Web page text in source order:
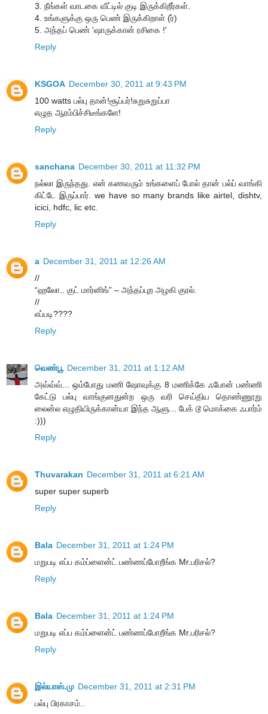
3. நீங்கள் வாடகை வீட்டில் குடி இருக்கிறீர்கள்.
4. உங்களுக்கு ஒரு பெண் இருக்கிறாள் (ர்)
5. அந்தப் பெண் 'ஷாருக்கான் ரசிகை !'
Reply
KSGOA December 30, 2011 at 9:43 PM
100 watts பல்பு தான்!சூப்பர்!சுறுசுறுப்பா
எழுத ஆரம்பிச்சிடீங்களே!
Reply
sanchana December 30, 2011 at 11:32 PM
நல்லா இருந்தது. என் கணவரும் உங்களைப் போல் தான் பல்ப் வாங்கி
கிட்டே இருப்பார். we have so many brands like airtel, dishtv,
icici, hdfc, lic etc.
Reply
a December 31, 2011 at 12:26 AM
//
“ஹலோ.. குட் மார்னிங்” – அந்தப்புற அழகி குரல்.
//
எப்படி????
Reply
வெண்பூ December 31, 2011 at 1:12 AM
அவ்வ்வ்... ஒம்போது ம‌ணி ஷோவுக்கு 8 ம‌ணிக்கே ஃபோன் ப‌ண்ணி
கேட்டு ப‌ல்பு வாங்குன‌துன்ற‌ ஒரு வ‌ரி செய்திய‌ தொண்ணூறு
லைன்ல‌ எழுதியிருக்கான்யா இந்த‌ ஆளு... பேக் டூ மொக்கை ஃபார்ம்
:)))
Reply
Thuvarakan December 31, 2011 at 6:21 AM
super super superb
Reply
Bala December 31, 2011 at 1:24 PM
மறுபடி எப்ப கம்ப்ளைன்ட் பண்ணப்போறீங்க Mr.பரிசல்?
Reply
Bala December 31, 2011 at 1:24 PM
மறுபடி எப்ப கம்ப்ளைன்ட் பண்ணப்போறீங்க Mr.பரிசல்?
Reply
இல்யாஸ்.மு December 31, 2011 at 2:31 PM
பல்பு பிரகாசம்..